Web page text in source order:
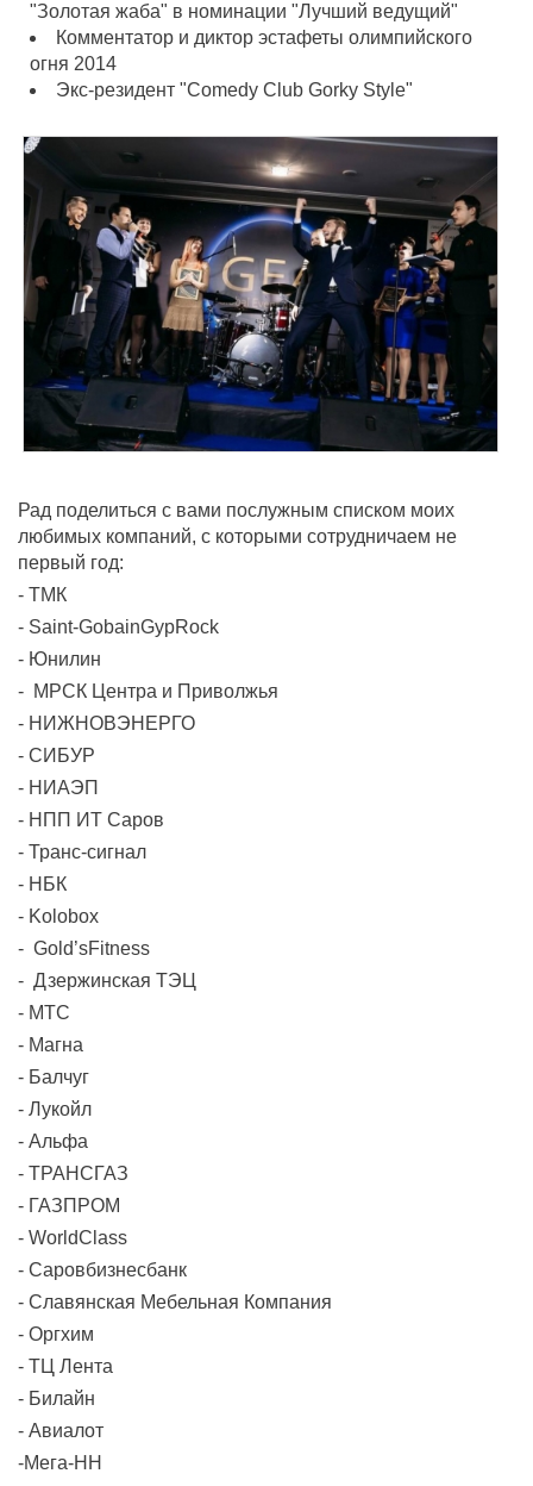
"Золотая жаба" в номинации "Лучший ведущий"
Комментатор и диктор эстафеты олимпийского
огня 2014
Экс-резидент "Comedy Club Gorky Style"
Рад поделиться с вами послужным списком моих
любимых компаний, с которыми сотрудничаем не
первый год:
- ТМК
- Saint-GobainGypRock
- Юнилин
- МРСК Центра и Приволжья
- НИЖНОВЭНЕРГО
- СИБУР
- НИАЭП
- НПП ИТ Саров
- Транс-сигнал
- НБК
- Kolobox
- Gold’sFitness
- Дзержинская ТЭЦ
- МТС
- Магна
- Балчуг
- Лукойл
- Альфа
- ТРАНСГАЗ
- ГАЗПРОМ
- WorldClass
- Саровбизнесбанк
- Славянская Мебельная Компания
- Оргхим
- ТЦ Лента
- Билайн
- Авиалот
-Мега-НН